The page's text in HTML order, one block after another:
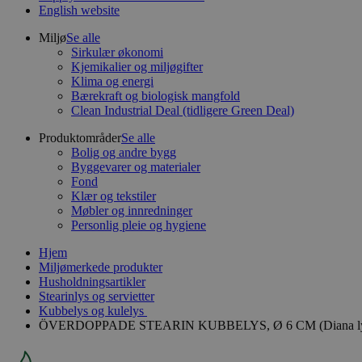
English website
MiljøSe alle
Sirkulær økonomi
Kjemikalier og miljøgifter
Klima og energi
Bærekraft og biologisk mangfold
Clean Industrial Deal (tidligere Green Deal)
ProduktområderSe alle
Bolig og andre bygg
Byggevarer og materialer
Fond
Klær og tekstiler
Møbler og innredninger
Personlig pleie og hygiene
Hjem
Miljømerkede produkter
Husholdningsartikler
Stearinlys og servietter
Kubbelys og kulelys
ÖVERDOPPADE STEARIN KUBBELYS, Ø 6 CM (Diana